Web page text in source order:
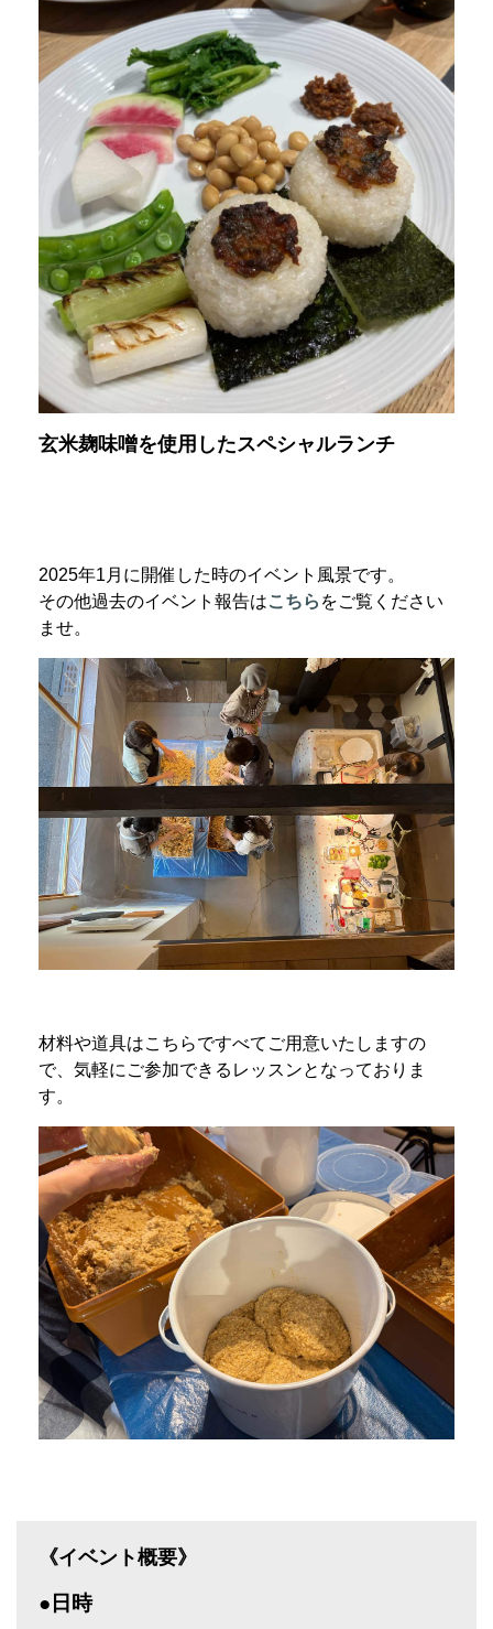
玄米麹味噌を使用したスペシャルランチ
2025年1月に開催した時のイベント風景です。
その他過去のイベント報告はこちら をご覧ください
ませ。
材料や道具はこちらですべてご用意いたしますの
で、気軽にご参加できるレッスンとなっておりま
す。
《イベント概要》
●日時